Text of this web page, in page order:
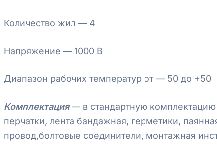
Количество жил — 4
Напряжение — 1000 В
Диапазон рабочих температур от — 50 до +50
Комплектация— в стандартную
перчатки, лента бандажная, герметики,
провод,болтовые соединители, монтажная